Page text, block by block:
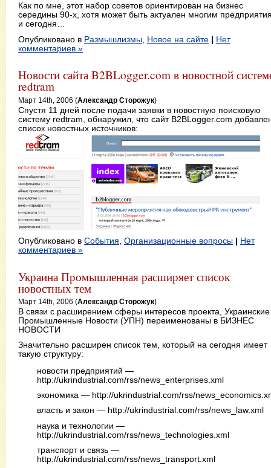
Как по мне, этот набор советов ориентирован на бизнес
середины 90-х, хотя может быть актуален многим
и сегодня…
Опубликовано в Размышлизмы Новое на сайте | Нет
комментариев »
Новости сайта B2BLogger.com в новостной
redtram
Март 14th, 2006 (Александр Сторожук)
Спустя 11 дней после подачи заявки в новостную поисковую
систему redtram, обнаружил, что сайт B2BLogger.com
список новостных источников:
Опубликовано в События Организационные вопросы | Нет
комментариев »
Украина Промышленная расширяет список
новостных тем
Март 14th, 2006 (Александр Сторожук)
В связи с расширением сферы интересов проекта, Украинские
Промышленные Новости (УПН) переименованы в БИЗНЕС
НОВОСТИ
Значительно расширен список тем, который на сегодня имеет
такую структуру:
новости предприятий —
http://ukrindustrial.com/rss/news_enterprises.xml
экономика — http://ukrindustrial.com/rss/
власть и закон — http://ukrindustrial.com/rss/news_law.xml
наука и технологии —
http://ukrindustrial.com/rss/news_technologies.xml
транспорт и связь —
http://ukrindustrial.com/rss/news_transport.xml